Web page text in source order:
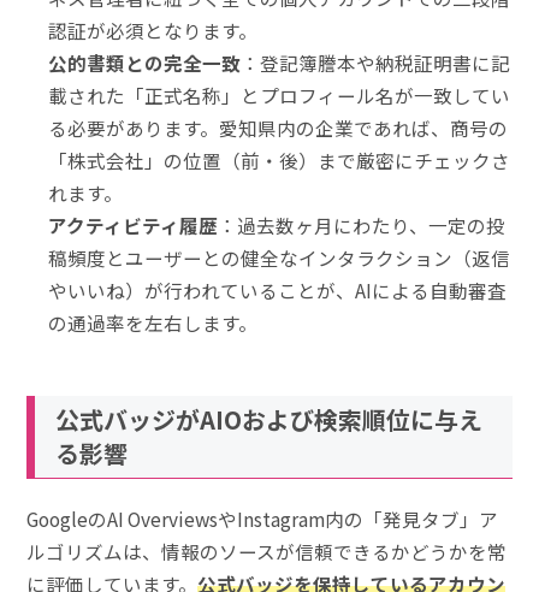
認証が必須となります。
公的書類との完全一致 ：登記簿謄本や納税証明書に記
載された「正式名称」とプロフィール名が一致してい
る必要があります。愛知県内の企業であれば、商号の
「株式会社」の位置（前・後）まで厳密にチェックさ
れます。
アクティビティ履歴 ：過去数ヶ月にわたり、一定の投
稿頻度とユーザーとの健全なインタラクション（返信
やいいね）が行われていることが、AIによる自動審査
の通過率を左右します。
公式バッジがAIOおよび検索順位に与え
る影響
GoogleのAI OverviewsやInstagram内の「発見タブ」ア
ルゴリズムは、情報のソースが信頼できるかどうかを常
に評価しています。公式バッジを保持しているアカウン